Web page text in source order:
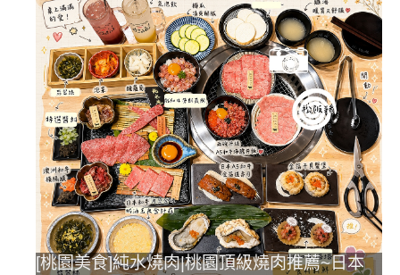
[桃園美食]純水燒肉|桃園頂級燒肉推薦~日本